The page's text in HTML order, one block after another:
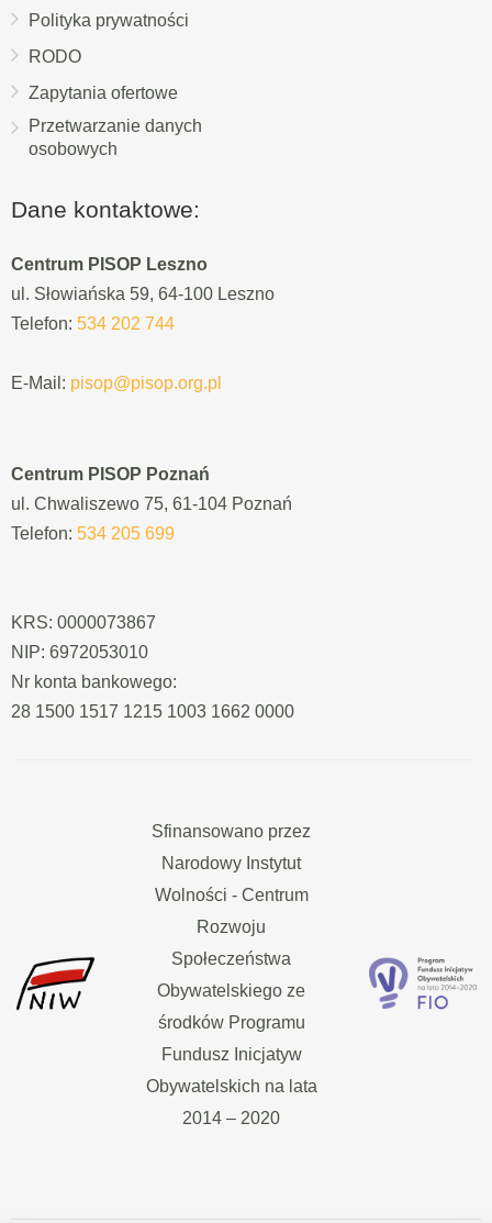
Polityka prywatności
RODO
Zapytania ofertowe
Przetwarzanie danych
osobowych
Dane kontaktowe:
Centrum PISOP Leszno
ul. Słowiańska 59, 64-100 Leszno
Telefon: 534 202 744
E-Mail: pisop@pisop.org.pl
Centrum PISOP Poznań
ul. Chwaliszewo 75, 61-104 Poznań
Telefon: 534 205 699
KRS: 0000073867
NIP: 6972053010
Nr konta bankowego:
28 1500 1517 1215 1003 1662 0000
Sfinansowano przez
Narodowy Instytut
Wolności - Centrum
Rozwoju
Społeczeństwa
Obywatelskiego ze
środków Programu
Fundusz Inicjatyw
Obywatelskich na lata
2014 – 2020